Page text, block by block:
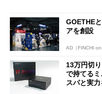
GOETHE
アを創設
AD（FINCHI on
13万円切
で持てる
スパと実